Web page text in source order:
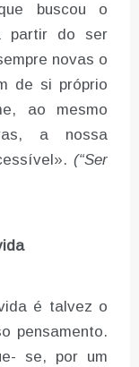
buscou o
partir do ser
novas o
de si próprio
ao mesmo
a nossa
(“Ser
é talvez o
pensamento.
se, por um